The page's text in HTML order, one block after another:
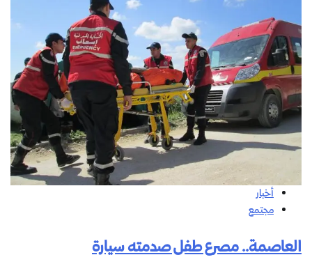
أخبار
مجتمع
العاصمة.. مصرع طفل صدمته سيارة